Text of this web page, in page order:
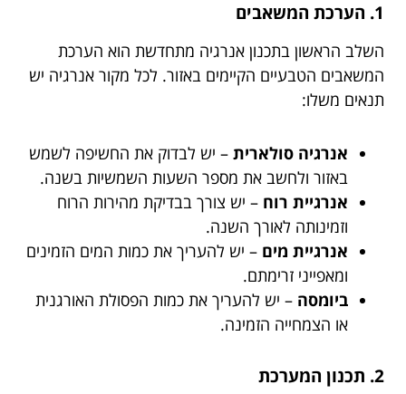
1. הערכת המשאבים
השלב הראשון בתכנון אנרגיה מתחדשת הוא הערכת
המשאבים הטבעיים הקיימים באזור. לכל מקור אנרגיה יש
תנאים משלו:
אנרגיה סולארית – יש לבדוק את החשיפה לשמש
באזור ולחשב את מספר השעות השמשיות בשנה.
אנרגיית רוח – יש צורך בבדיקת מהירות הרוח
וזמינותה לאורך השנה.
אנרגיית מים – יש להעריך את כמות המים הזמינים
ומאפייני זרימתם.
ביומסה – יש להעריך את כמות הפסולת האורגנית
או הצמחייה הזמינה.
2. תכנון המערכת